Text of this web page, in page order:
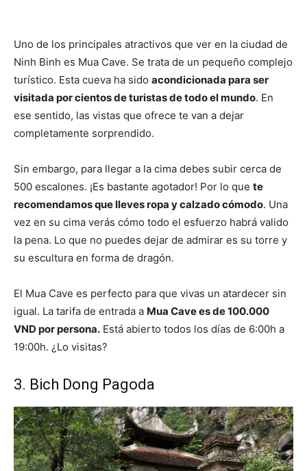
Uno de los principales atractivos que ver en la ciudad de
Ninh Binh es Mua Cave. Se trata de un pequeño complejo
turístico. Esta cueva ha sido acondicionada para ser
visitada por cientos de turistas de todo el mundo. En
ese sentido, las vistas que ofrece te van a dejar
completamente sorprendido.
Sin embargo, para llegar a la cima debes subir cerca de
500 escalones. ¡Es bastante agotador! Por lo que te
recomendamos que lleves ropa y calzado cómodo. Una
vez en su cima verás cómo todo el esfuerzo habrá valido
la pena. Lo que no puedes dejar de admirar es su torre y
su escultura en forma de dragón.
El Mua Cave es perfecto para que vivas un atardecer sin
igual. La tarifa de entrada a Mua Cave es de 100.000
VND por persona. Está abierto todos los días de 6:00h a
19:00h. ¿Lo visitas?
3. Bich Dong Pagoda